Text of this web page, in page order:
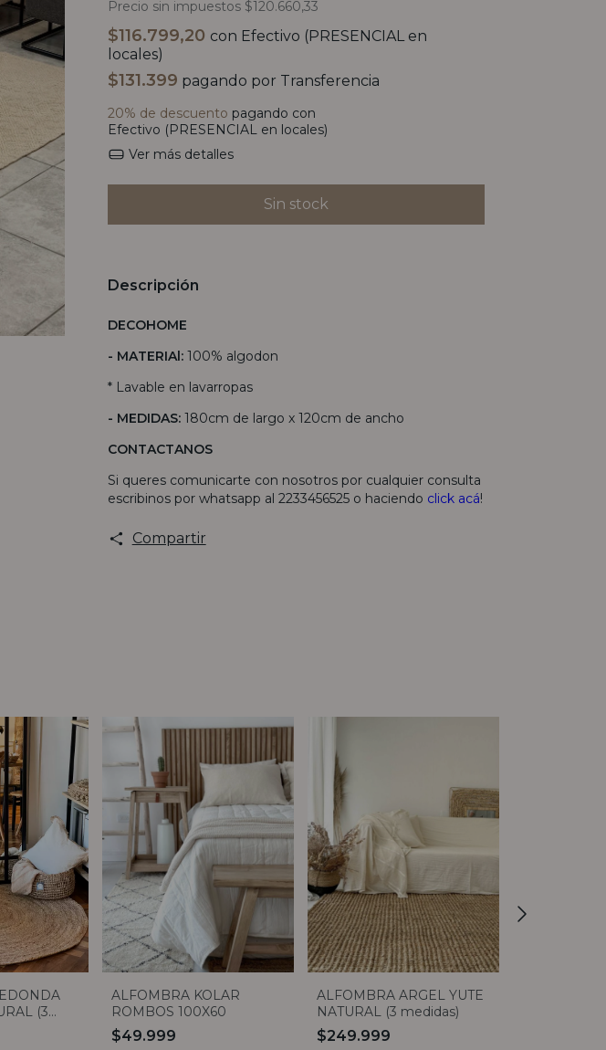
Precio sin impuestos $120.660,33
$116.799,20 con Efectivo (PRESENCIAL en
locales)
$131.399 pagando por Transferencia
20% de descuento pagando con
Efectivo (PRESENCIAL en locales)
Ver más detalles
Descripción
DECOHOME
- MATERIAl: 100% algodon
* Lavable en lavarropas
- MEDIDAS: 180cm de largo x 120cm de ancho
CONTACTANOS
Si queres comunicarte con nosotros por cualquier consulta
escribinos por whatsapp al 2233456525 o haciendo click acá!
Compartir
(3
ALFOMBRA KOLAR
ROMBOS 100X60
$49.999
ALFOMBRA ARGEL YUTE
NATURAL (3 medidas)
$249.999